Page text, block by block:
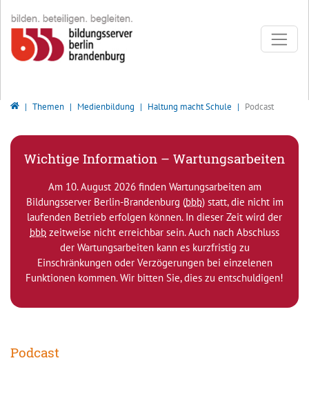
Bildungsserver Berlin - Brandenburg
Themen Medienbildung Haltung macht Schule Podcast
Wichtige Information – Wartungsarbeiten
Am 10. August 2026 finden Wartungsarbeiten am
Bildungsserver Berlin-Brandenburg (bbb) statt, die nicht im
laufenden Betrieb erfolgen können. In dieser Zeit wird der
bbb zeitweise nicht erreichbar sein. Auch nach Abschluss
der Wartungsarbeiten kann es kurzfristig zu
Einschränkungen oder Verzögerungen bei einzelenen
Funktionen kommen. Wir bitten Sie, dies zu entschuldigen!
Podcast